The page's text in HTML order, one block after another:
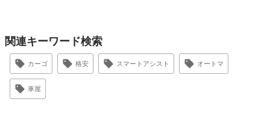
関連キーワード検索
カーゴ 格安 スマートアシスト オートマ
車屋